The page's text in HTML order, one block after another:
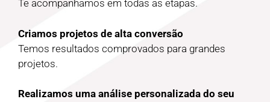
Te acompanhamos em todas as etapas.
Criamos projetos de alta conversão
Temos resultados comprovados para grandes
projetos.
Realizamos uma análise personalizada do seu